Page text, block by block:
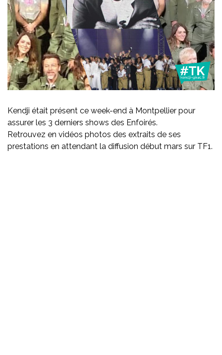
Kendji était présent ce week-end à Montpellier pour
assurer les 3 derniers shows des Enfoirés.
Retrouvez en vidéos photos des extraits de ses
prestations en attendant la diffusion début mars sur TF1.